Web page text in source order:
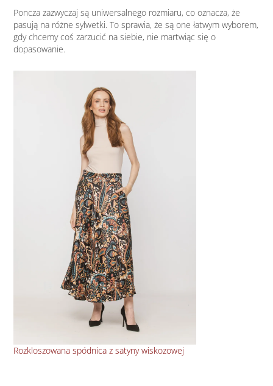
Poncza zazwyczaj są uniwersalnego rozmiaru, co oznacza, że
pasują na różne sylwetki. To sprawia, że są one łatwym wyborem,
gdy chcemy coś zarzucić na siebie, nie martwiąc się o
dopasowanie.
Rozkloszowana spódnica z satyny wiskozowej